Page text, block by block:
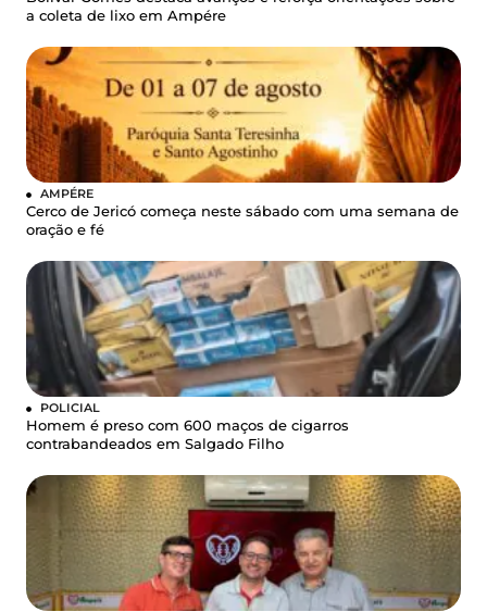
a coleta de lixo em Ampére
AMPÉRE
Cerco de Jericó começa neste sábado com uma semana de
oração e fé
POLICIAL
Homem é preso com 600 maços de cigarros
contrabandeados em Salgado Filho